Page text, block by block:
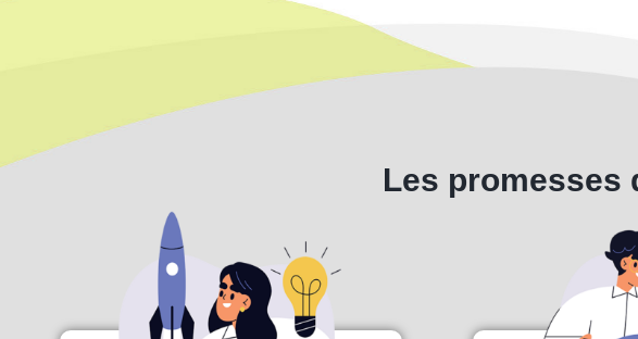
Les promesses